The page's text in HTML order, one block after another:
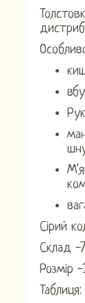
Сірий
Склад -
Розмір -
Таблиця: